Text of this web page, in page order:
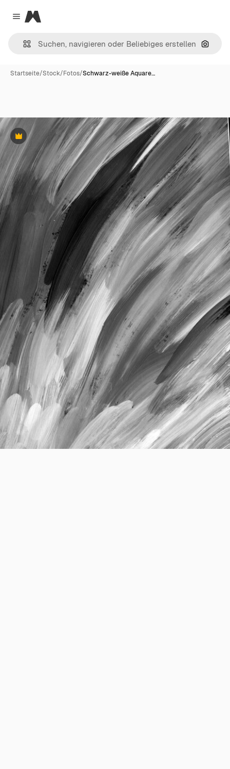
Close menu
Magnific
Nach
Startseite/Stock/Fotos/Schwarz-weiße Aquare…
Premium